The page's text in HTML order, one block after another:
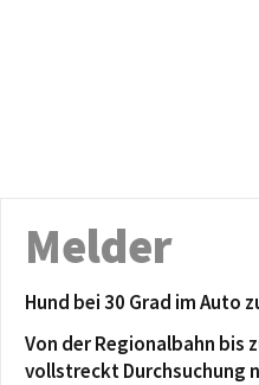
Melder
Hund bei 30 Grad im Auto
Von der Regionalbahn bis
vollstreckt Durchsuchung